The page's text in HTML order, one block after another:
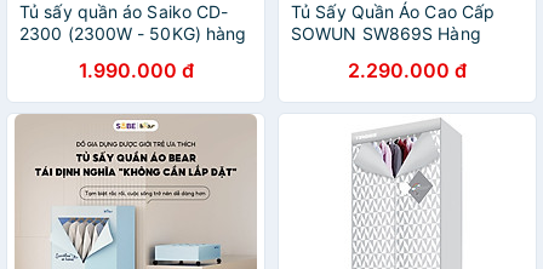
Tủ sấy quần áo Saiko CD-
2300 (2300W - 50KG) hàng
1.990.000 đ
Tủ Sấy Quần Áo Cao Cấp
SOWUN SW869S Hàng
Chạm, Công Nghệ Ion Âm
Khử Khuẩn Và Sấy Tối Đa
30kg Quần Áo
2.290.000 đ